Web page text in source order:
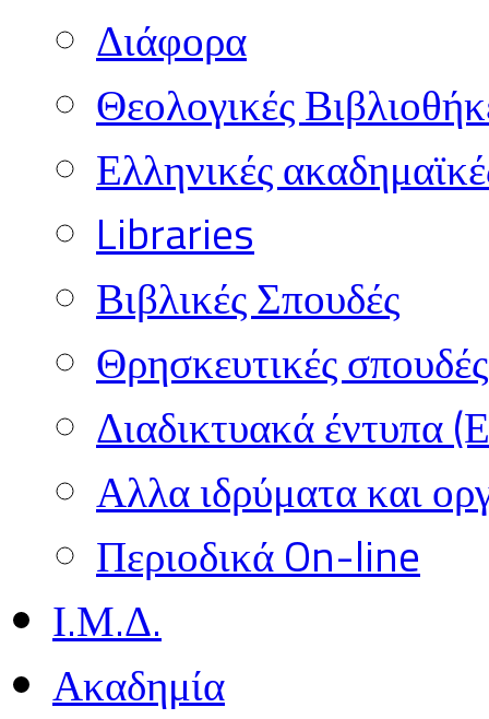
Διάφορα
Θεολογικές
Ελληνικές
Libraries
Βιβλικές Σπουδές
Θρησκευτικές
Διαδικτυακά έντυπα
Αλλα ιδρύματα και
Περιοδικά On-line
Ι.Μ.Δ.
Ακαδημία